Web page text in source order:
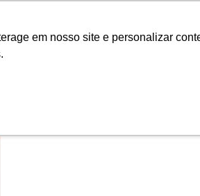
em nosso site e personalizar